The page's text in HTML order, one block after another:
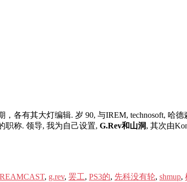
，各有其大灯编辑. 岁 90, 与IREM, technosoft, 哈
职称. 领导, 我为自己设置, G.Rev和山洞, 其次由
, g.rev, 罢工, PS3的, 先科没有轮, shmup,